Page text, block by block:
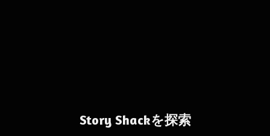
Story Shackを探索